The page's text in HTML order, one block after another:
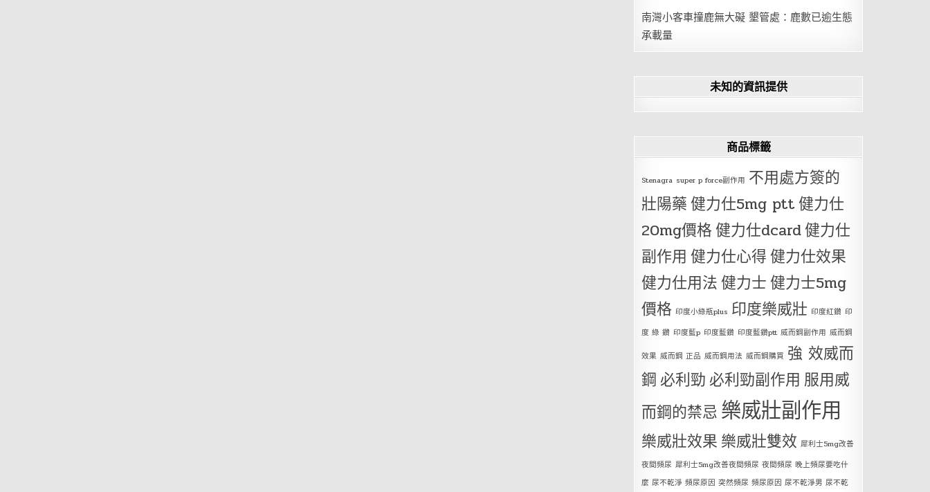
南灣小客車撞鹿無大礙 墾管處：鹿數已逾生態
承載量
未知的資訊提供
商品標籤
Stenagra super p force副作用 不用處方簽的
壯陽藥健力仕5mg ptt健力仕
20mg價格健力仕dcard健力仕
副作用 健力仕心得健力仕效果
健力仕用法健力士健力士5mg
價格 印度小綠瓶plus 印度樂威壯 印度紅鑽 印
度 綠 鑽 印度藍p 印度藍鑽 印度藍鑽ptt 威而鋼副作用 威而鋼
效果 威而鋼 正品 威而鋼用法 威而鋼購買 強 效威而
鋼 必利勁 必利勁副作用 服用威
而鋼的禁忌 樂威壯副作用
樂威壯效果 樂威壯雙效 犀利士5mg改善
夜間頻尿 犀利士5mg改善夜間頻尿 夜間頻尿 晚上頻尿要吃什
麼 尿不乾淨 頻尿原因 突然頻尿 頻尿原因 尿不乾淨男 尿不乾